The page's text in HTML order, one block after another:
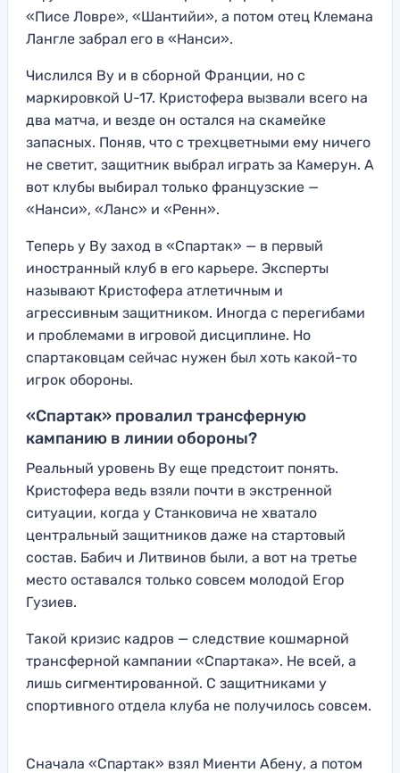
«Писе Ловре», «Шантийи», а потом отец Клемана
Лангле забрал его в «Нанси».
Числился Ву и в сборной Франции, но с
маркировкой U-17. Кристофера вызвали всего на
два матча, и везде он остался на скамейке
запасных. Поняв, что с трехцветными ему ничего
не светит, защитник выбрал играть за Камерун. А
вот клубы выбирал только французские —
«Нанси», «Ланс» и «Ренн».
Теперь у Ву заход в «Спартак» — в первый
иностранный клуб в его карьере. Эксперты
называют Кристофера атлетичным и
агрессивным защитником. Иногда с перегибами
и проблемами в игровой дисциплине. Но
спартаковцам сейчас нужен был хоть какой-то
игрок обороны.
«Спартак» провалил трансферную
кампанию в линии обороны?
Реальный уровень Ву еще предстоит понять.
Кристофера ведь взяли почти в экстренной
ситуации, когда у Станковича не хватало
центральный защитников даже на стартовый
состав. Бабич и Литвинов были, а вот на третье
место оставался только совсем молодой Егор
Гузиев.
Такой кризис кадров — следствие кошмарной
трансферной кампании «Спартака». Не всей, а
лишь сигментированной. С защитниками у
спортивного отдела клуба не получилось совсем.
Сначала «Спартак» взял Миенти Абену, а потом